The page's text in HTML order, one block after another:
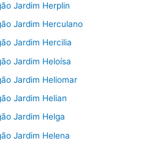
Jardim Herplin
Jardim Herculano
Jardim Hercilia
Jardim Heloísa
Jardim Heliomar
Jardim Helian
Jardim Helga
Jardim Helena